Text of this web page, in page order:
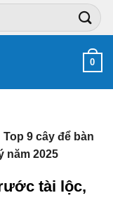
0
Top 9 cây để bàn
năm 2025
tài lộc,